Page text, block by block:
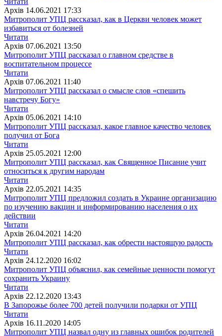
Архiв 14.06.2021 17:33
Митрополит УПЦ рассказал, как в Церкви человек может
избавиться от болезней
Читати
Архiв 07.06.2021 13:50
Митрополит УПЦ рассказал о главном средстве в
воспитательном процессе
Читати
Архiв 07.06.2021 11:40
Митрополит УПЦ рассказал о смысле слов «спешить
навстречу Богу»
Читати
Архiв 05.06.2021 14:10
Митрополит УПЦ рассказал, какое главное качество человек
получил от Бога
Читати
Архiв 25.05.2021 12:00
Митрополит УПЦ рассказал, как Священное Писание учит
относиться к другим народам
Читати
Архiв 22.05.2021 14:35
Митрополит УПЦ предложил создать в Украине организацию
по изучению вакцин и информированию населения о их
действии
Читати
Архiв 26.04.2021 14:20
Митрополит УПЦ рассказал, как обрести настоящую радость
Читати
Архiв 24.12.2020 16:02
Митрополит УПЦ объяснил, как семейные ценности помогут
сохранить Украину
Читати
Архiв 22.12.2020 13:43
В Запорожье более 700 детей получили подарки от УПЦ
Читати
Архiв 16.11.2020 14:05
Митрополит УПЦ назвал одну из главных ошибок родителей